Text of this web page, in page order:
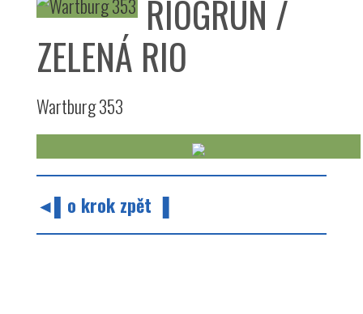
BARVY
SEDMILHÁŘI
ARCHIV
KONTAKT
RIOGRÜN /
ZELENÁ RIO
Wartburg 353
◄▌o krok zpět ▐